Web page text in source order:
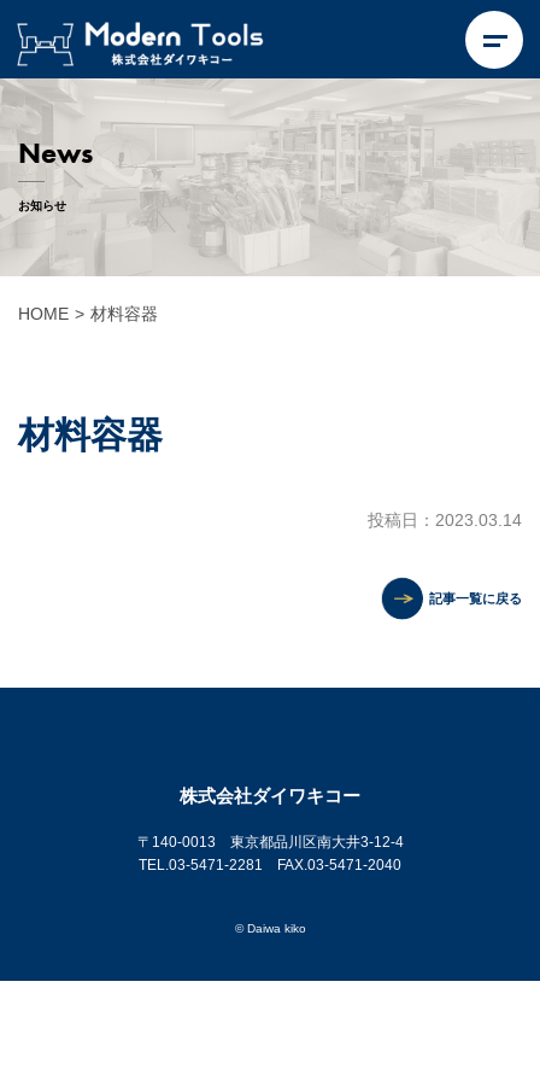
News
お知らせ
HOME > 材料容器
材料容器
投稿日：2023.03.14
記事一覧に戻る
株式会社ダイワキコー
〒140-0013 東京都品川区南大井3-12-4
TEL.03-5471-2281 FAX.03-5471-2040
© Daiwa kiko